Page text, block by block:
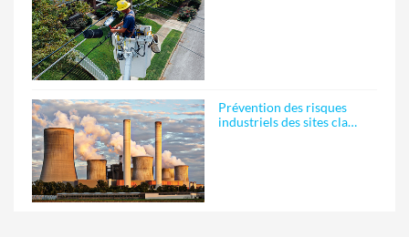
Prévention des risques
industriels des sites cla…